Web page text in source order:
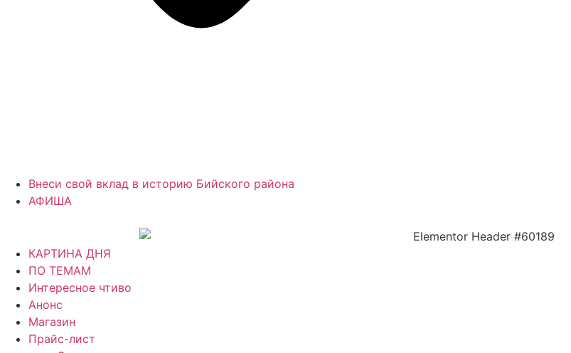
Внеси свой вклад в историю Бийского района
АФИША
КАРТИНА ДНЯ
ПО ТЕМАМ
Интересное чтиво
Анонс
Магазин
Прайс-лист